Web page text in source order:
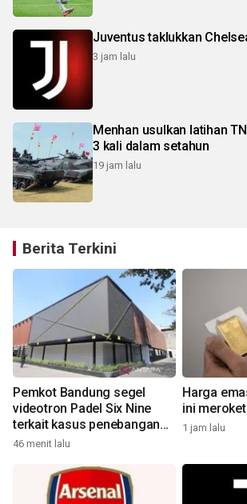
Juventus taklukkan
3 jam lalu
Menhan usulkan latihan
3 kali dalam setahun
19 jam lalu
Berita Terkini
Pemkot Bandung segel
videotron Padel Six Nine
terkait kasus penebangan
pohon
46 menit lalu
Harga
ini meroket
1 jam lalu